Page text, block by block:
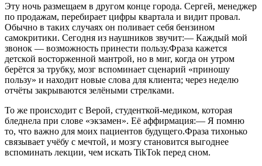
Эту ночь размещаем в другом конце города. Сергей, менеджер
по продажам, перебирает цифры квартала и видит провал.
Обычно в таких случаях он поливает себя бензином
самокритики. Сегодня из наушников звучит:— Каждый мой
звонок — возможность принести пользу.Фраза кажется
детской восторженной мантрой, но в миг, когда он утром
берётся за трубку, мозг вспоминает сценарий «приношу
пользу» и находит новые слова для клиента; через неделю
отчёты закрываются зелёными стрелками.
То же происходит с Верой, студенткой-медиком, которая
бледнела при слове «экзамен». Её аффирмация:— Я помню
то, что важно для моих пациентов будущего.Фраза тихонько
связывает учёбу с мечтой, и мозгу становится выгоднее
вспоминать лекции, чем искать TikTok перед сном.